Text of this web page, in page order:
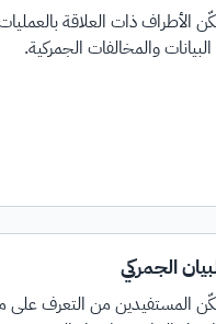
الأطراف ذات العلاقة
والمخالفات الجمركية.
الجمركي
المستفيدين من التعرف على